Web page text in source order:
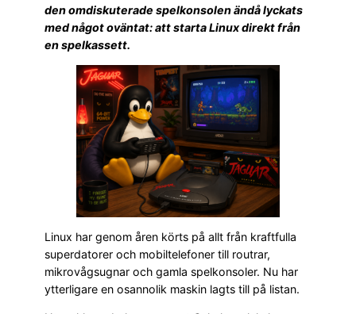
den omdiskuterade spelkonsolen ändå lyckats
med något oväntat: att starta Linux direkt från
en spelkassett.
Linux har genom åren körts på allt från kraftfulla
superdatorer och mobiltelefoner till routrar,
mikrovågsugnar och gamla spelkonsoler. Nu har
ytterligare en osannolik maskin lagts till på listan.